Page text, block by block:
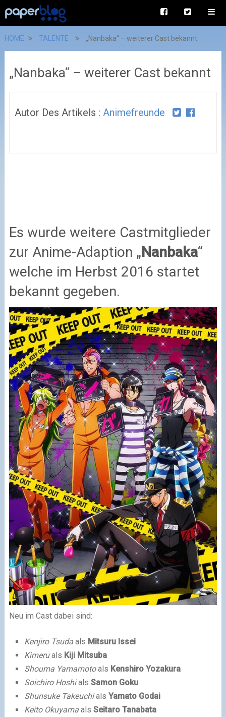
HOME TALENTE „Nanbaka“ – weiterer Cast bekannt
„Nanbaka“ – weiterer Cast bekannt
Autor Des Artikels : Animefreunde
Es wurde weitere Castmitglieder
zur Anime-Adaption „Nanbaka“
welche im Herbst 2016 startet
bekannt gegeben.
Neu im Cast dabei sind:
Kenjiro Tsudaals Mitsuru Issei
Kimeruals Kiji Mitsuba
Shouma Yamamotoals Kenshiro Yozakura
Soichiro Hoshials Samon Goku
Shunsuke Takeuchials Yamato Godai
Keito Okuyamaals Seitaro Tanabata